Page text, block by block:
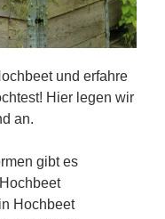
und erfahre
Hier legen wir
an.
gibt es
Hochbeet